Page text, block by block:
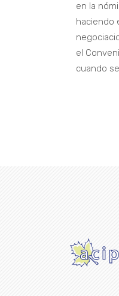
en la
haciendo
el
cuando